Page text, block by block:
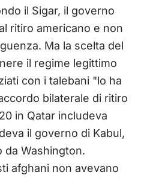
il Sigar, il governo
ritiro americano e non
Ma la scelta del
il regime legittimo
con i talebani "lo ha
bilaterale di ritiro
in Qatar includeva
il governo di Kabul,
Washington.
afghani non avevano